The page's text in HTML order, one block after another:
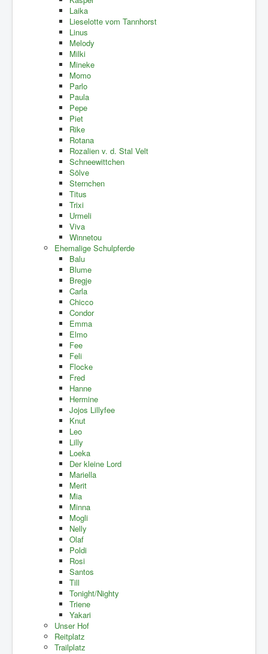
Laika
Lieselotte vom Tannhorst
Linus
Melody
Milki
Mineke
Momo
Parlo
Paula
Pepe
Piet
Rike
Rotana
Rozalien v. d. Stal Velt
Schneewittchen
Sölve
Sternchen
Titus
Trixi
Urmeli
Viva
Winnetou
Ehemalige Schulpferde
Balu
Blume
Bregje
Carla
Chicco
Condor
Emma
Elmo
Fee
Feli
Flocke
Fred
Hanne
Hermine
Jojos Lillyfee
Knut
Leo
Lilly
Loeka
Der kleine Lord
Mariella
Merit
Mia
Minna
Mogli
Nelly
Olaf
Poldi
Rosi
Santos
Till
Tonight/Nighty
Triene
Yakari
Unser Hof
Reitplatz
Trailplatz